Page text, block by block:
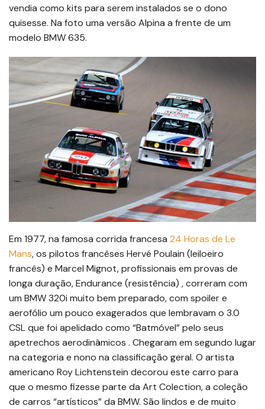
vendia como kits para serem instalados se o dono
quisesse. Na foto uma versão Alpina a frente de um
modelo BMW 635.
Em 1977, na famosa corrida francesa 24 Horas de Le
Mans, os pilotos francêses Hervé Poulain (leiloeiro
francês) e Marcel Mignot, profissionais em provas de
longa duração, Endurance (resistência) , correram com
um BMW 320i muito bem preparado, com spoiler e
aerofólio um pouco exagerados que lembravam o 3.0
CSL que foi apelidado como “Batmóvel” pelo seus
apetrechos aerodinâmicos . Chegaram em segundo lugar
na categoria e nono na classificação geral. O artista
americano Roy Lichtenstein decorou este carro para
que o mesmo fizesse parte da Art Colection, a coleção
de carros “artísticos” da BMW. São lindos e de muito